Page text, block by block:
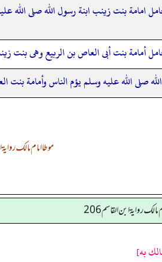
امامة بنت زينب ابنة رسول الله صلى الله
أمامة بنت أبى العاص بن الربيع وهى بنت
صلى الله عليه وسلم يؤم الناس وأمامة بنت
موطا امام مالک روایۃ ابن
رواية ابن القاسم 206